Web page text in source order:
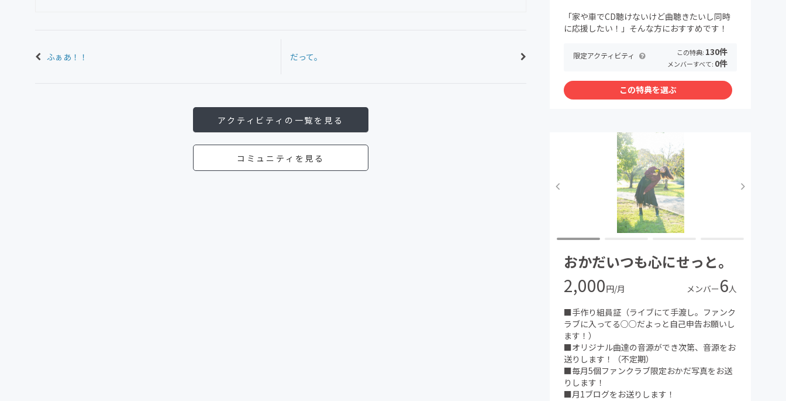
ふぁあ！！ だって。
アクティビティの一覧を見る
コミュニティを見る
「家や車でCD聴けないけど曲聴きたいし同時
に応援したい！」そんな方におすすめです！
限定アクティビティ この特典: 130件
メンバーすべて: 0件
この特典を選ぶ
おかだいつも心にせっと。
2,000円/月 メンバー6人
■手作り組員証（ライブにて手渡し。ファンク
ラブに入ってる○○だよっと自己申告お願いし
ます！）
■オリジナル曲達の音源ができ次第、音源をお
送りします！（不定期）
■毎月5個ファンクラブ限定おかだ写真をお送
りします！
■月1ブログをお送りします！